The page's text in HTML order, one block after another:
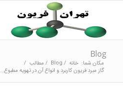
Blog
مکان شما: خانه /
Blog
/ مطالب /
گاز مبرد فریون کاربرد و انواع آن در تهویه مطبوع...